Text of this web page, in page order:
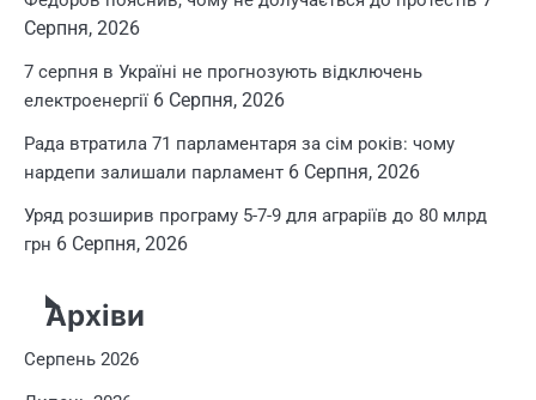
Серпня, 2026
7 серпня в Україні не прогнозують відключень
електроенергії 6 Серпня, 2026
Рада втратила 71 парламентаря за сім років: чому
нардепи залишали парламент 6 Серпня, 2026
Уряд розширив програму 5-7-9 для аграріїв до 80 млрд
грн 6 Серпня, 2026
Архіви
Серпень 2026